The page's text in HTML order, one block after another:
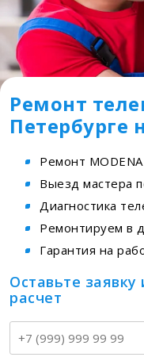
Ремонт
Петербурге
Ремонт
Выезд мастера
Диагностика
Ремонтируем в
Гарантия на
Оставьте
расчет